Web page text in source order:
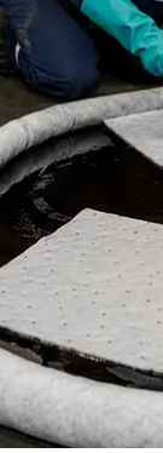
电力行业解
电力行业在生产
包括高压和低压
的维护和抢修作
如果您有任何问